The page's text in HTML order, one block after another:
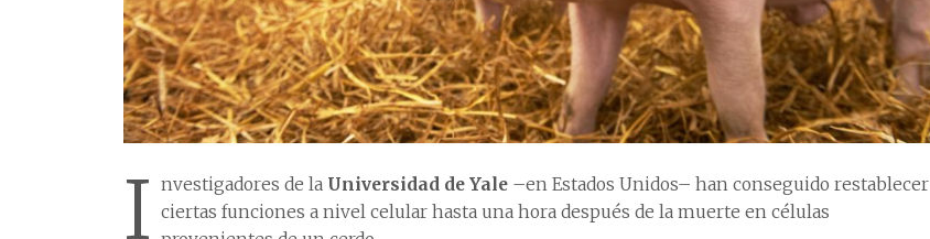
I nvestigadores de la Universidad de Yale –en Estados Unidos– han conseguido restablecer
ciertas funciones a nivel celular hasta una hora después de la muerte en células